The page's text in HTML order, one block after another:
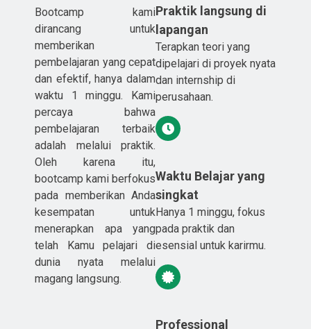
Bootcamp kami
dirancang untuk
memberikan
pembelajaran yang cepat
dan efektif, hanya dalam
waktu 1 minggu. Kami
percaya bahwa
pembelajaran terbaik
adalah melalui praktik.
Oleh karena itu,
bootcamp kami berfokus
pada memberikan Anda
kesempatan untuk
menerapkan apa yang
telah Kamu pelajari di
dunia nyata melalui
magang langsung.
Praktik langsung di
lapangan
Terapkan teori yang
dipelajari di proyek nyata
dan internship di
perusahaan.
Waktu Belajar yang
singkat
Hanya 1 minggu, fokus
pada praktik dan
esensial untuk karirmu.
Professional